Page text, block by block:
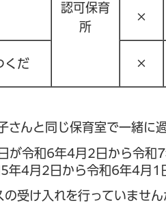
認可保育
所
×
くだ ×
んと同じ保育室で一緒に過
が令和6年4月2日から令和
年4月2日から令和6年4月1
受け入れを行っていませ